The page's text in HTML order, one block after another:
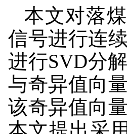
本文对落
信号进行连
进行SVD分
与奇异值向
该奇异值向
本文提出采